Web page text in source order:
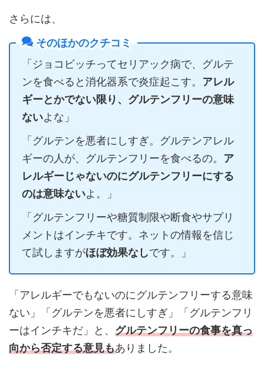
さらには、
そのほかのクチコミ
「ジョコビッチってセリアック病で、グルテ
ンを食べると消化器系で炎症起こす。 アレル
ギーとかでない限り、グルテンフリーの意味
ないよな」
「グルテンを悪者にしすぎ。グルテンアレル
ギーの人が、グルテンフリーを食べるの。 ア
レルギーじゃないのにグルテンフリーにする
のは意味ないよ。」
「グルテンフリーや糖質制限や断食やサプリ
メントはインチキです。ネットの情報を信じ
て試しますがほぼ効果なしです。」
「アレルギーでもないのにグルテンフリーする意味
ない」「グルテンを悪者にしすぎ」「グルテンフリ
ーはインチキだ」と、 グルテンフリーの食事を真っ
向から否定する意見もありました。